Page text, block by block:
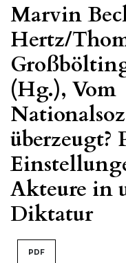
Marvin
Hertz/
(Hg.), Vom
überzeugt?
Akteure in
Diktatur
PDF